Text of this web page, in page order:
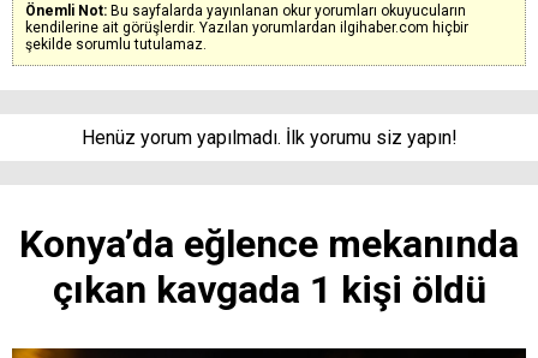
Önemli Not: Bu sayfalarda yayınlanan okur yorumları okuyucuların
kendilerine ait görüşlerdir. Yazılan yorumlardan ilgihaber.com hiçbir
şekilde sorumlu tutulamaz.
Henüz yorum yapılmadı. İlk yorumu siz yapın!
Konya’da eğlence mekanında
çıkan kavgada 1 kişi öldü